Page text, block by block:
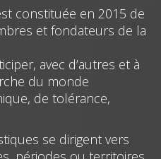
constituée en 2015 de
et fondateurs de la
avec d’autres et à
du monde
de tolérance,
se dirigent vers